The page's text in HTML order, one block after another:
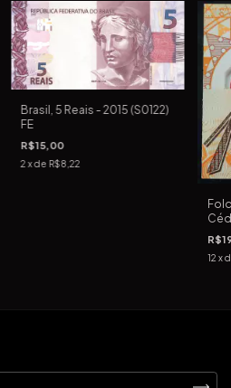
Brasil, 5 Reais - 2015 (S0122)
FE
R$15,00
2 x de R$8,22
12 x